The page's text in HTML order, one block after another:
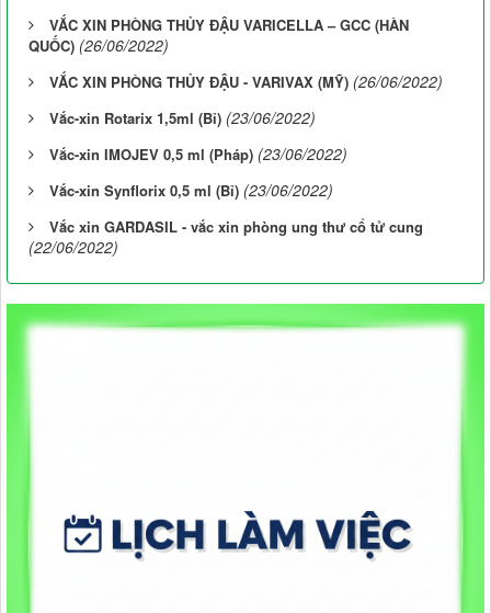
VẮC XIN PHÒNG THỦY ĐẬU VARICELLA – GCC (HÀN
QUỐC) (26/06/2022)
VẮC XIN PHÒNG THỦY ĐẬU - VARIVAX (MỸ) (26/06/2022)
Vắc-xin Rotarix 1,5ml (Bỉ) (23/06/2022)
Vắc-xin IMOJEV 0,5 ml (Pháp) (23/06/2022)
Vắc-xin Synflorix 0,5 ml (Bỉ) (23/06/2022)
Vắc xin GARDASIL - vắc xin phòng ung thư cổ tử cung
(22/06/2022)